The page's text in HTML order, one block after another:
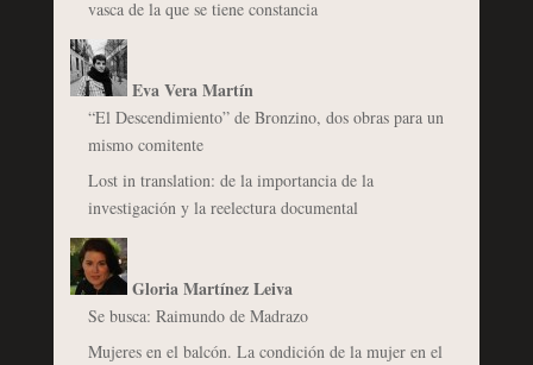
vasca de la que se tiene constancia
Eva Vera Martín
“El Descendimiento” de Bronzino, dos obras para un
mismo comitente
Lost in translation: de la importancia de la
investigación y la reelectura documental
Gloria Martínez Leiva
Se busca: Raimundo de Madrazo
Mujeres en el balcón. La condición de la mujer en el